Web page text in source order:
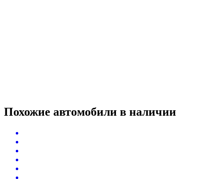
Похожие автомобили в наличии